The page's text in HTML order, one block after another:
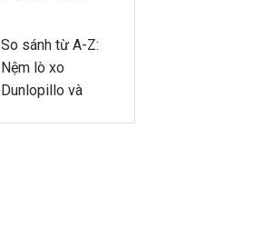
So sánh từ A-Z:
Nệm lò xo
Dunlopillo và